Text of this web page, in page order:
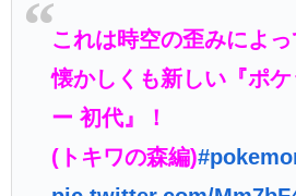
これは時空の歪みによっ
懐かしくも新しい『ポ
ー 初代』！
(トキワの森編)